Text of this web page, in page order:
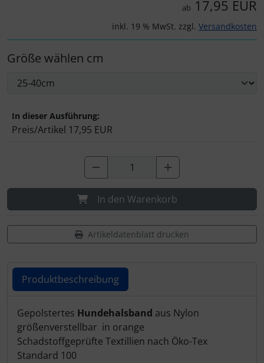
ab 17,95 EUR
inkl. 19 % MwSt. zzgl. Versandkosten
Größe wählen cm
In dieser Ausführung:
Preis/Artikel 17,95 EUR
In den Warenkorb
Artikeldatenblatt drucken
Produktbeschreibung
Produktbeschreibung
Gepolstertes Hundehalsband aus Nylon
größenverstellbar in orange
Schadstoffgeprüfte Textillien nach Öko-Tex
Standard 100